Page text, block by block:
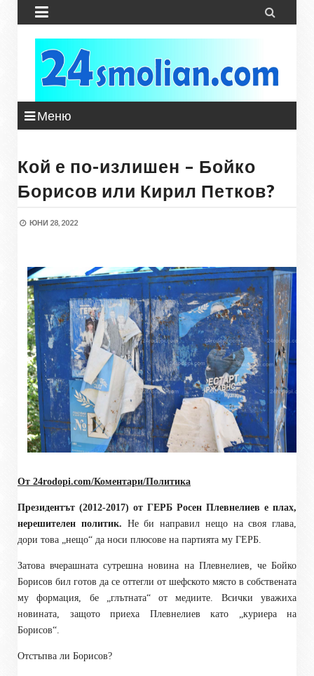
 
Меню
Кой е по-излишен – Бойко
Борисов или Кирил Петков?
ЮНИ 28, 2022
От 24rodopi.com/Коментари/Политика
Президентът (2012-2017) от ГЕРБ Росен Плевнелиев е плах,
нерешителен политик. Не би направил нещо на своя глава,
дори това „нещо“ да носи плюсове на партията му ГЕРБ.
Затова вчерашната сутрешна новина на Плевнелиев, че Бойко
Борисов бил готов да се оттегли от шефското място в собствената
му формация, бе „глътната“ от медиите. Всички уважиха
новината, защото приеха Плевнелиев като „куриера на
Борисов“.
Отстъпва ли Борисов?